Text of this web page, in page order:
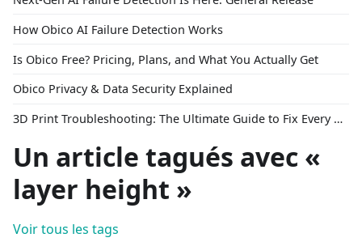
How Obico AI Failure Detection Works
Is Obico Free? Pricing, Plans, and What You Actually Get
Obico Privacy & Data Security Explained
3D Print Troubleshooting: The Ultimate Guide to Fix Every Common Problem [2026]
Un article tagués avec «
layer height »
Voir tous les tags